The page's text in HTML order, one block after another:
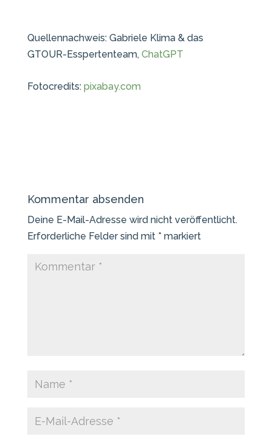
Quellennachweis: Gabriele Klima & das
GTOUR-Esspertenteam, ChatGPT
Fotocredits: pixabay.com
Kommentar absenden
Deine E-Mail-Adresse wird nicht veröffentlicht.
Erforderliche Felder sind mit *markiert